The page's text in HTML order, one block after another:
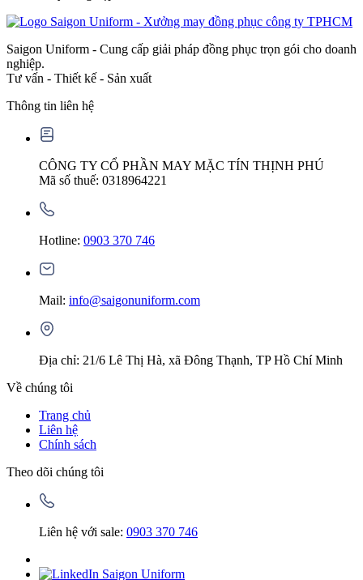
Saigon Uniform - Cung cấp giải pháp đồng phục trọn gói cho doanh
nghiệp.
Tư vấn - Thiết kế - Sản xuất
Thông tin liên hệ
CÔNG TY CỔ PHẦN MAY MẶC TÍN THỊNH PHÚ
Mã số thuế: 0318964221
Hotline: 0903 370 746
Mail: info@saigonuniform.com
Địa chỉ: 21/6 Lê Thị Hà, xã Đông Thạnh, TP Hồ Chí Minh
Về chúng tôi
Trang chủ
Liên hệ
Chính sách
Theo dõi chúng tôi
Liên hệ với sale: 0903 370 746